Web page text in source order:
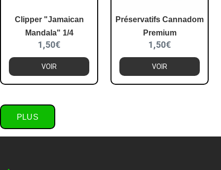
Clipper "Jamaican
Mandala" 1/4
1,50€
VOIR
Préservatifs Cannadom
Premium
1,50€
VOIR
PLUS